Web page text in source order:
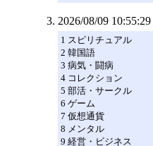
2026/08/09 10:55:29
1 スピリチュアル
2 韓国語
3 病気・闘病
4 コレクション
5 部活・サークル
6 ゲーム
7 仮想通貨
8 メンタル
9 経営・ビジネス